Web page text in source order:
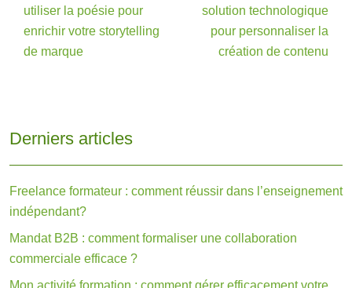
utiliser la poésie pour
enrichir votre storytelling
de marque
solution technologique
pour personnaliser la
création de contenu
Derniers articles
Freelance formateur : comment réussir dans l’enseignement
indépendant?
Mandat B2B : comment formaliser une collaboration
commerciale efficace ?
Mon activité formation : comment gérer efficacement votre